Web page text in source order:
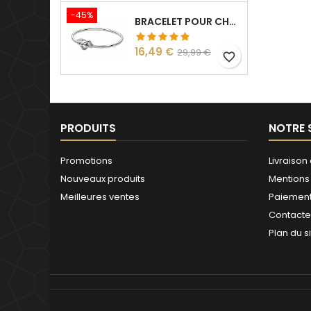
-45% BRACELET POUR CHARM ARGENT HARRY VIF D'OR
Prix
16,49 € Prix
base
29,99 € favorite_border
PRODUITS
Promotions
Nouveaux produits
Meilleures ventes
NOTRE
Plan du